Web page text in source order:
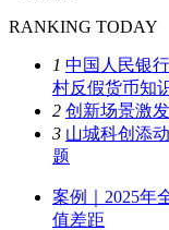
RANKING TODAY
1 中国人民银
村反假货币知
2 创新场景激
3 山城科创添
题
案例｜2025年
值差距